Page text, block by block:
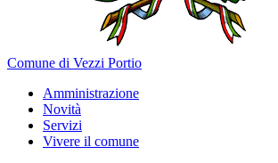
Comune di Vezzi Portio
Amministrazione
Novità
Servizi
Vivere il comune